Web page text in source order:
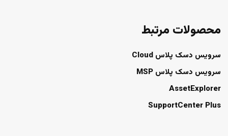
محصولات مرتبط
سرویس دسک پلاس Cloud
سرویس دسک پلاس MSP
AssetExplorer
SupportCenter Plus